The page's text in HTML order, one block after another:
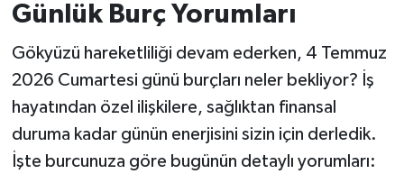
Günlük Burç Yorumları
Gökyüzü hareketliliği devam ederken, 4 Temmuz
2026 Cumartesi günü burçları neler bekliyor? İş
hayatından özel ilişkilere, sağlıktan finansal
duruma kadar günün enerjisini sizin için derledik.
İşte burcunuza göre bugünün detaylı yorumları:
Gönen
Havran
KENT GÜNDEMİ